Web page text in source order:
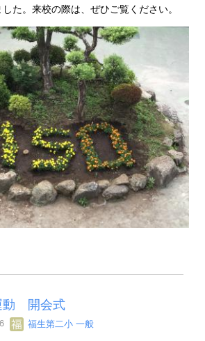
た。来校の際は、ぜひご覧ください。
動 開会式
福生第二小 一般